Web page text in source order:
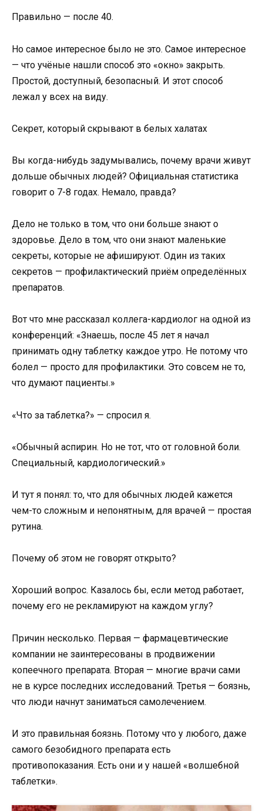
Правильно — после 40.
Но самое интересное было не это. Самое интересное
— что учёные нашли способ это «окно» закрыть.
Простой, доступный, безопасный. И этот способ
лежал у всех на виду.
Секрет, который скрывают в белых халатах
Вы когда-нибудь задумывались, почему врачи живут
дольше обычных людей? Официальная статистика
говорит о 7-8 годах. Немало, правда?
Дело не только в том, что они больше знают о
здоровье. Дело в том, что они знают маленькие
секреты, которые не афишируют. Один из таких
секретов — профилактический приём определённых
препаратов.
Вот что мне рассказал коллега-кардиолог на одной из
конференций: «Знаешь, после 45 лет я начал
принимать одну таблетку каждое утро. Не потому что
болел — просто для профилактики. Это совсем не то,
что думают пациенты.»
«Что за таблетка?» — спросил я.
«Обычный аспирин. Но не тот, что от головной боли.
Специальный, кардиологический.»
И тут я понял: то, что для обычных людей кажется
чем-то сложным и непонятным, для врачей — простая
рутина.
Почему об этом не говорят открыто?
Хороший вопрос. Казалось бы, если метод работает,
почему его не рекламируют на каждом углу?
Причин несколько. Первая — фармацевтические
компании не заинтересованы в продвижении
копеечного препарата. Вторая — многие врачи сами
не в курсе последних исследований. Третья — боязнь,
что люди начнут заниматься самолечением.
И это правильная боязнь. Потому что у любого, даже
самого безобидного препарата есть
противопоказания. Есть они и у нашей «волшебной
таблетки».